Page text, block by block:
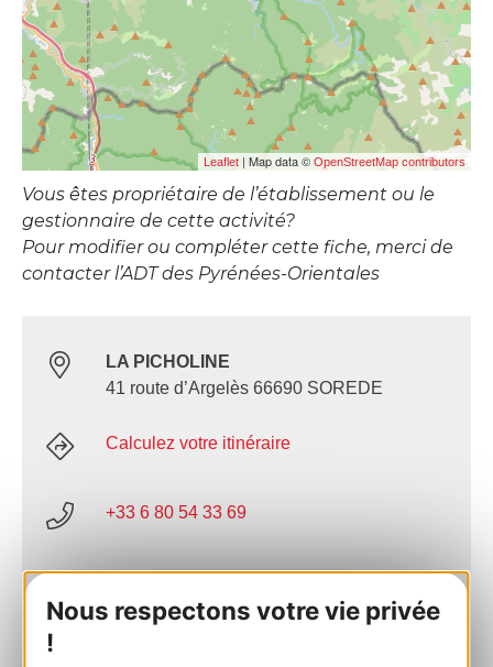
Nous respectons votre vie privée
!
Leaflet | Map data © OpenStreetMap contributors
Vous êtes propriétaire de l’établissement ou le
gestionnaire de cette activité?
Pour modifier ou compléter cette fiche, merci de
contacter l’ADT des Pyrénées-Orientales
LA PICHOLINE
41 route d’Argelès 66690 SOREDE
Calculez votre itinéraire
+33 6 80 54 33 69